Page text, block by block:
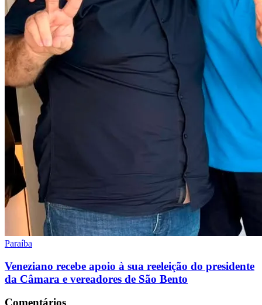
Paraíba
Veneziano recebe apoio à sua reeleição do presidente
da Câmara e vereadores de São Bento